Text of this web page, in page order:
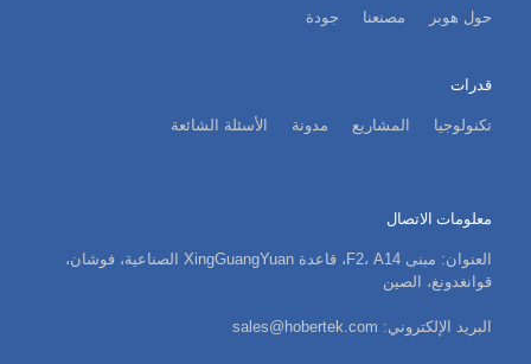
حول هوبر مصنعنا جودة
قدرات
تكنولوجيا المشاريع مدونة الأسئلة الشائعة
معلومات الاتصال
العنوان: مبنى F2، A14، قاعدة XingGuangYuan الصناعية، فوشان،
قوانغدونغ، الصين
البريد الإلكتروني: sales@hobertek.com